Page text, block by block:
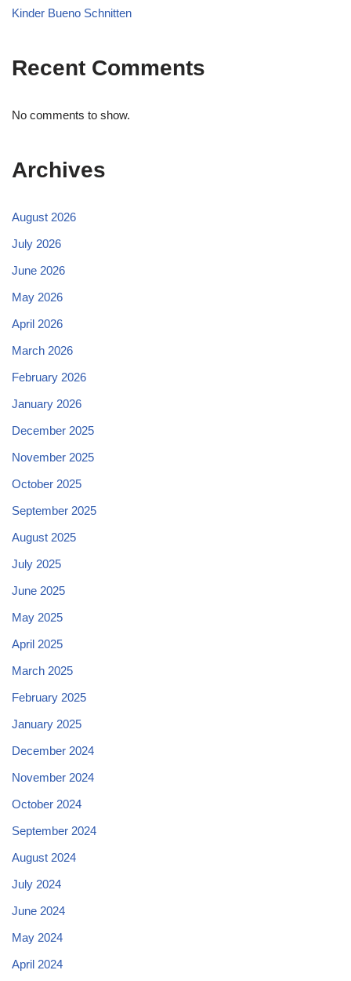
Kinder Bueno Schnitten
Recent Comments
No comments to show.
Archives
August 2026
July 2026
June 2026
May 2026
April 2026
March 2026
February 2026
January 2026
December 2025
November 2025
October 2025
September 2025
August 2025
July 2025
June 2025
May 2025
April 2025
March 2025
February 2025
January 2025
December 2024
November 2024
October 2024
September 2024
August 2024
July 2024
June 2024
May 2024
April 2024